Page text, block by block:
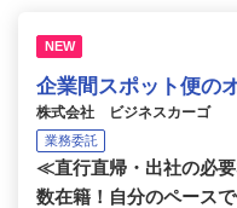
NEW
企業間スポット便の
株式会社 ビジネスカーゴ
業務委託
≪直行直帰・出社の必
数在籍！自分のペース